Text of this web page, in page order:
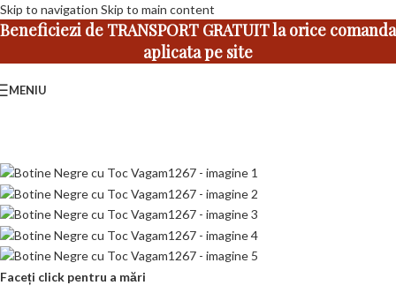
Skip to navigation Skip to main content
Beneficiezi de TRANSPORT GRATUIT la orice comanda
aplicata pe site
MENIU
Faceți click pentru a mări